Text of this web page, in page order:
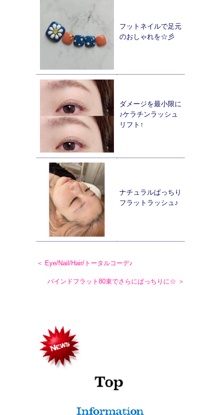
フットネイルで足元
のおしゃれを☆彡
ダメージを最小限に
♪ケラチンラッシュ
リフト↑
ナチュラルぱっちり
フラットラッシュ♪
＜ Eye/Nail/Hair/トータルコーデ♪
バインドフラット80束でさらにぱっちりに☆ ＞